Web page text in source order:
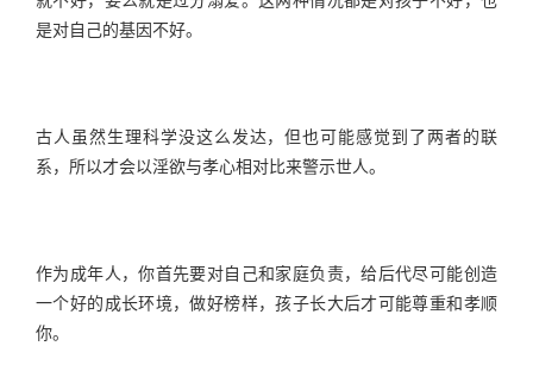
是对自己的基因不好。
古人虽然生理科学没这么发达，但也可能感觉到了两者的联
系，所以才会以淫欲与孝心相对比来警示世人。
作为成年人，你首先要对自己和家庭负责，给后代尽可能创造
一个好的成长环境，做好榜样，孩子长大后才可能尊重和孝顺
你。